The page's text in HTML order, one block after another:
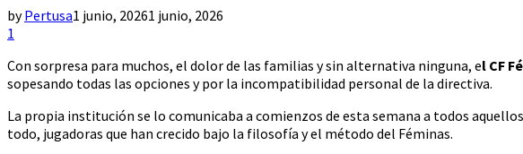
byPertusa1 junio, 20261 junio, 2026
1
Con sorpresa para muchos, el dolor de las familias y sin alternativa ninguna, el CF
sopesando todas las opciones y por la incompatibilidad personal de la directiva.
La propia institución se lo comunicaba a comienzos de esta semana a todos
todo, jugadoras que han crecido bajo la filosofía y el método del Féminas.